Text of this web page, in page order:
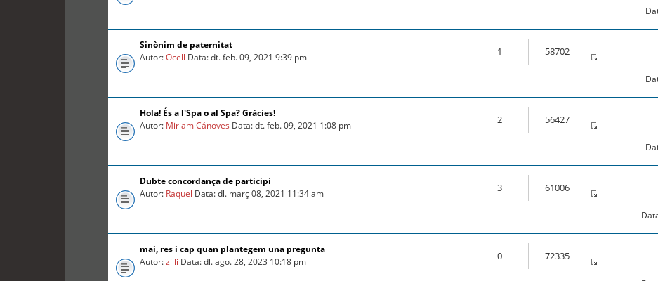
Sinònim de paternitat
Autor:Ocell Data: dt. feb. 09, 2021 9:39 pm 1 58702
Hola! És a l'Spa o al Spa? Gràcies!
Autor: Miriam Cánoves Data: dt. feb. 09, 2021 1:08 pm 2 56427
Dubte concordança de participi
Autor: Raquel Data: dl. març 08, 2021 11:34 am 3 61006
mai, res i cap quan plantegem una pregunta
Autor:zilli Data: dl. ago. 28, 2023 10:18 pm 0 72335